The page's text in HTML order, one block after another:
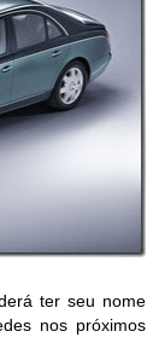
ter seu nome
nos próximos